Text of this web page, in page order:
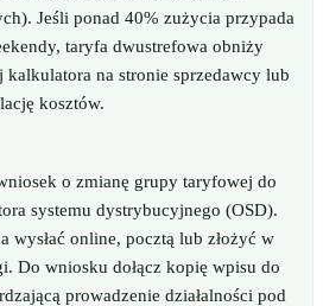
Jeśli ponad 40% zużycia przypada
taryfa dwustrefowa obniży
kalkulatora na stronie sprzedawcy lub
kosztów.
o zmianę grupy taryfowej do
systemu dystrybucyjnego (OSD).
wysłać online, pocztą lub złożyć w
Do wniosku dołącz kopię wpisu do
prowadzenie działalności pod